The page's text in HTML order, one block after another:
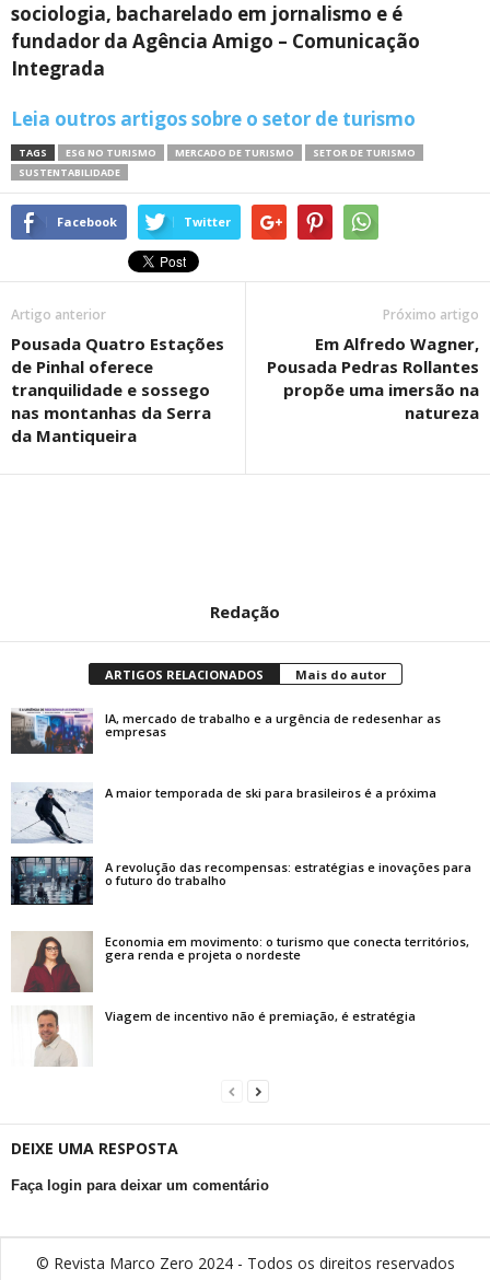
sociologia, bacharelado em jornalismo e é
fundador da Agência Amigo – Comunicação
Integrada
Leia outros artigos sobre o setor de turismo
TAGS ESG NO TURISMO MERCADO DE TURISMO
SETOR DE TURISMO
SUSTENTABILIDADE
Facebook Twitter
Artigo anterior
Pousada Quatro Estações
de Pinhal oferece
tranquilidade e sossego
nas montanhas da Serra
da Mantiqueira
Próximo artigo
Em Alfredo Wagner,
Pousada Pedras Rollantes
propõe uma imersão na
natureza
Redação
ARTIGOS RELACIONADOS Mais do autor
IA, mercado de trabalho e a urgência de redesenhar as
empresas
A maior temporada de ski para brasileiros é a próxima
A revolução das recompensas: estratégias e inovações para
o futuro do trabalho
Economia em movimento: o turismo que conecta territórios,
gera renda e projeta o nordeste
Viagem de incentivo não é premiação, é estratégia
DEIXE UMA RESPOSTA
Faça login para deixar um comentário
© Revista Marco Zero 2024 - Todos os direitos reservados